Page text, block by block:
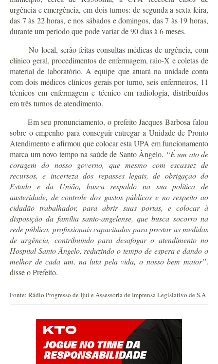
urgência e emergência, em dois turnos: de segunda a sexta-feira,
das 7 às 22 horas, e nos sábados e domingos, das 7 às 19 horas,
durante um período que pode variar de 90 dias à 6 meses.
No local, serão feitas consultas médicas de urgência, com
clínico geral, procedimentos de enfermagem, raio-X e coletas de
material de laboratório. A equipe que atuará na unidade conta
com dois médicos clínicos gerais por turno, seis enfermeiros, 11
técnicos em enfermagem e técnico em radiologia, distribuídos
em três turnos de atendimento.
Em seu pronunciamento, o prefeito Jacques Barbosa falou
sobre o empenho para conseguir entregar a Unidade de Pronto
Atendimento e afirmou que colocar esta UPA em funcionamento
marca um novo tempo na saúde de Santo Ângelo. “É um ato de
coragem do nosso governo, que mesmo com escassez de
recursos, e incerteza dos repasses legais, de obrigação do
Estado e da União, busca respaldo na sua política de
austeridade, de controle dos gastos públicos e no respeito ao
cidadão trabalhador, para abrir suas portas, e colocar à
disposição da família santo-angelense, que busca socorro na
rede pública, profissionais capacitados para prestar as medidas
de urgência, contribuindo para desafogar o atendimento no
Hospital Santo Ângelo, reduzindo o tempo de espera e dando o
melhor de cada um, na luta pela vida, o nosso bem maior”.
disse o Prefeito.
Fonte: Rádio Progresso de Ijuí e Assessoria de Imprensa Legislativo de S.A